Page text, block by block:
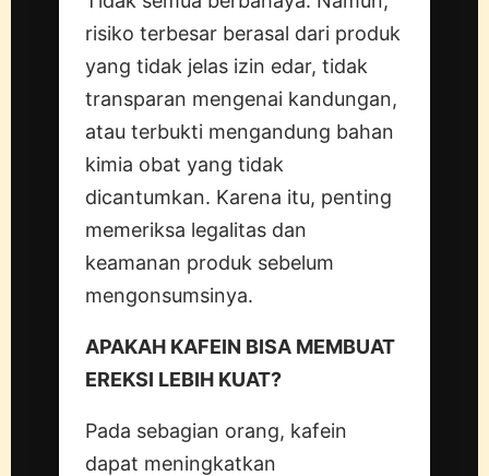
risiko terbesar berasal dari produk
yang tidak jelas izin edar, tidak
transparan mengenai kandungan,
atau terbukti mengandung bahan
kimia obat yang tidak
dicantumkan. Karena itu, penting
memeriksa legalitas dan
keamanan produk sebelum
mengonsumsinya.
APAKAH KAFEIN BISA MEMBUAT
EREKSI LEBIH KUAT?
Pada sebagian orang, kafein
dapat meningkatkan